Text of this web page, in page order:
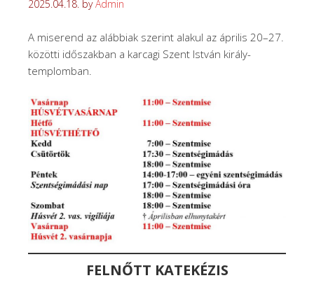
2025.04.18. byAdmin
A miserend az alábbiak szerint alakul az április 20–27.
közötti időszakban a karcagi Szent István király-
templomban.
FELNŐTT KATEKÉZIS